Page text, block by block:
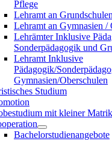
Pflege
Lehramt an Grundschulen
Lehramt an Gymnasien /
Lehrämter Inklusive
Sonderpädagogik und
Lehramt Inklusive
Pädagogik/
Gymnasien/Oberschulen
Studium
mit kleiner
Bachelorstudienangebote